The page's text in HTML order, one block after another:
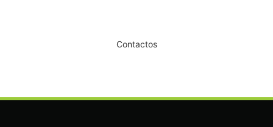
Contactos